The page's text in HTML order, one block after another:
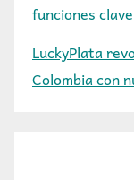
funciones
LuckyPlata
Colombia con